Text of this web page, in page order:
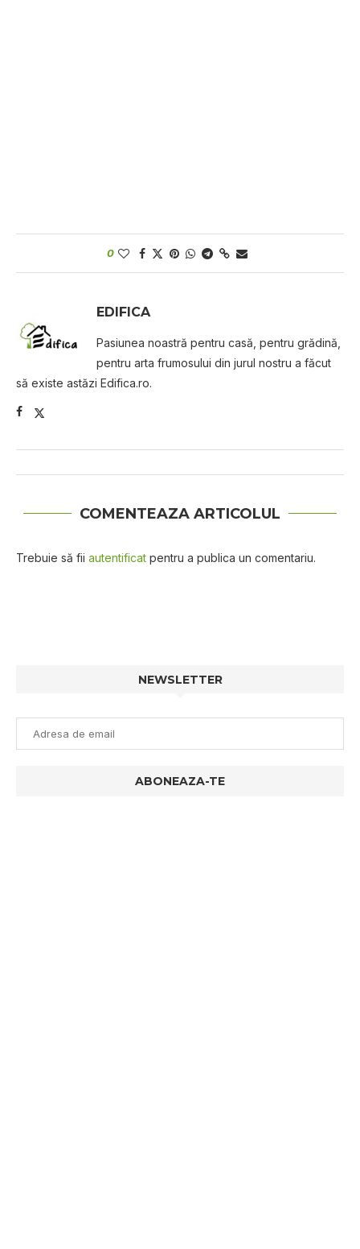
0
EDIFICA
Pasiunea noastră pentru casă, pentru grădină,
pentru arta frumosului din jurul nostru a făcut
să existe astăzi Edifica.ro.
COMENTEAZA ARTICOLUL
Trebuie să fii autentificat pentru a publica un comentariu.
NEWSLETTER